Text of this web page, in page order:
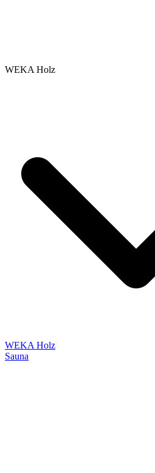
WEKA Holz
WEKA Holz
Sauna